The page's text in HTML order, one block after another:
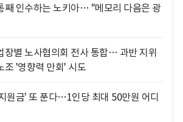
째 인수하는 노키아… "메모리 다음은 광
장별 노사협의회 전사 통합… 과반 지위
조 '영향력 만회' 시도
원금' 또 푼다…1인당 최대 50만원 어디